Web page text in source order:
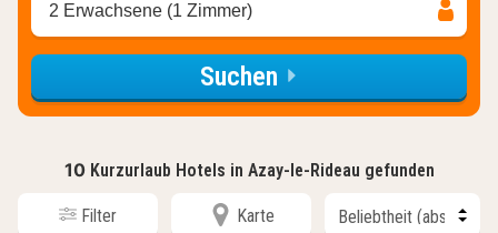
2 Erwachsene (1 Zimmer)
Suchen
10 Kurzurlaub Hotels in Azay-le-Rideau gefunden
Filter Karte